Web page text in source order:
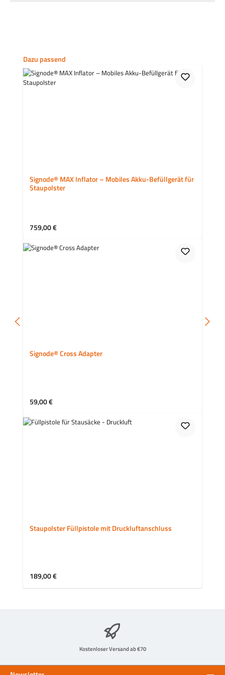
Produktgalerie überspringen
Dazu passend
Signode® MAX Inflator – Mobiles Akku-Befüllgerät für
Staupolster
Regulärer Preis:
759,00 €
Signode® Cross Adapter
Regulärer Preis:
59,00 €
Staupolster Füllpistole mit Druckluftanschluss
Regulärer Preis:
189,00 €
Kostenloser Versand ab €70